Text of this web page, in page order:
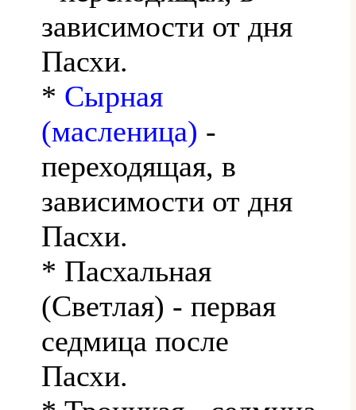
зависимости от дня
Пасхи.
* Сырная
(масленица) -
переходящая, в
зависимости от дня
Пасхи.
* Пасхальная
(Светлая) - первая
седмица после
Пасхи.